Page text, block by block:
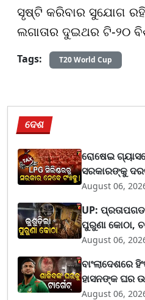
ସୃଷ୍ଟି କରିବାର ସୁଯୋଗ
ଲଗାତାର ଦୁଇଥର ଟି-୨୦
Tags:
T20 World Cup
ଦେଶ
ରୋଷେଇ
ସରକାରଙ୍କୁ
August 06,
UP:
ପୁରୁଣା କୋଠା,
August 06,
ବାଂଲାଦେଶରେ
ହାସନଙ୍କ ଘର
August 06,